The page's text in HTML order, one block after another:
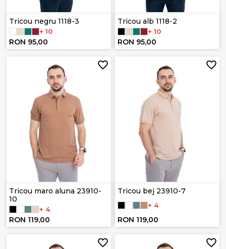
Tricou negru 1118-3
+ 10
RON 95,00
Tricou alb 1118-2
+ 10
RON 95,00
Tricou maro aluna 23910-
10
+ 4
RON 119,00
Tricou bej 23910-7
+ 4
RON 119,00